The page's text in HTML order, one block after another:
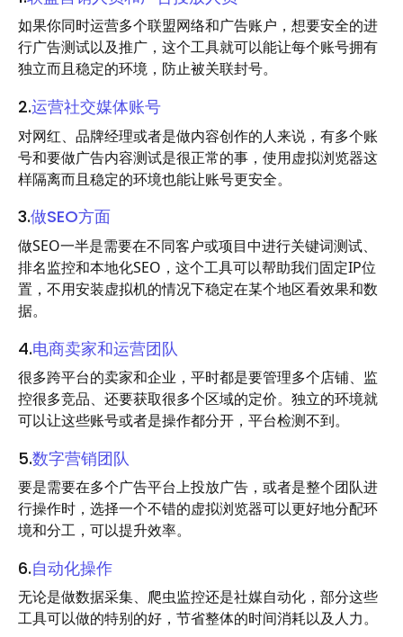
如果你同时运营多个联盟网络和广告账户，想要安全的进
行广告测试以及推广，这个工具就可以能让每个账号拥有
独立而且稳定的环境，防止被关联封号。
2.运营社交媒体账号
对网红、品牌经理或者是做内容创作的人来说，有多个账
号和要做广告内容测试是很正常的事，使用虚拟浏览器这
样隔离而且稳定的环境也能让账号更安全。
3.做SEO方面
做SEO一半是需要在不同客户或项目中进行关键词测试、
排名监控和本地化SEO，这个工具可以帮助我们固定IP位
置，不用安装虚拟机的情况下稳定在某个地区看效果和数
据。
4.电商卖家和运营团队
很多跨平台的卖家和企业，平时都是要管理多个店铺、监
控很多竞品、还要获取很多个区域的定价。独立的环境就
可以让这些账号或者是操作都分开，平台检测不到。
5.数字营销团队
要是需要在多个广告平台上投放广告，或者是整个团队进
行操作时，选择一个不错的虚拟浏览器可以更好地分配环
境和分工，可以提升效率。
6.自动化操作
无论是做数据采集、爬虫监控还是社媒自动化，部分这些
工具可以做的特别的好，节省整体的时间消耗以及人力。